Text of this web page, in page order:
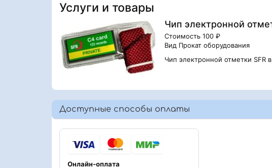
Услуги и товары
Чип электронной
Стоимость 100 ₽
Вид Прокат оборудования
Чип электронной отметки SFR
Доступные способы оплаты
Онлайн-оплата